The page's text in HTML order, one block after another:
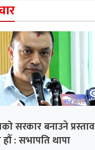
सरकार बनाउने प्रस्ताव
: सभापति थापा